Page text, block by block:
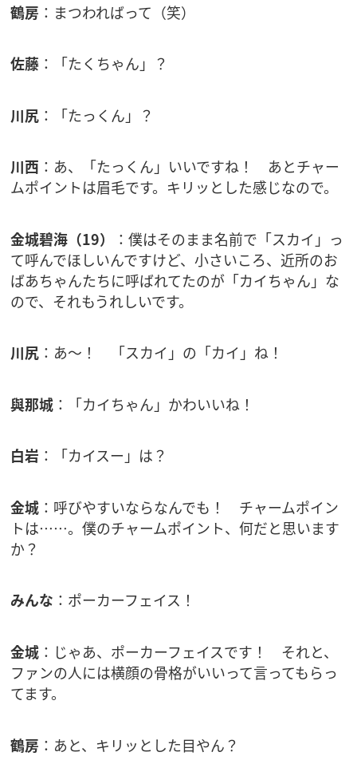
鶴房 ：まつわればって（笑）
佐藤 ：「たくちゃん」？
川尻 ：「たっくん」？
川西 ：あ、「たっくん」いいですね！ あとチャー
ムポイントは眉毛です。キリッとした感じなので。
金城碧海（19）
：僕はそのまま名前で「スカイ」っ
て呼んでほしいんですけど、小さいころ、近所のお
ばあちゃんたちに呼ばれてたのが「カイちゃん」な
ので、それもうれしいです。
川尻 ：あ〜！ 「スカイ」の「カイ」ね！
與那城 ：「カイちゃん」かわいいね！
白岩 ：「カイスー」は？
金城 ：呼びやすいならなんでも！ チャームポイン
トは……。僕のチャームポイント、何だと思います
か？
みんな ：ポーカーフェイス！
金城 ：じゃあ、ポーカーフェイスです！ それと、
ファンの人には横顔の骨格がいいって言ってもらっ
てます。
鶴房 ：あと、キリッとした目やん？